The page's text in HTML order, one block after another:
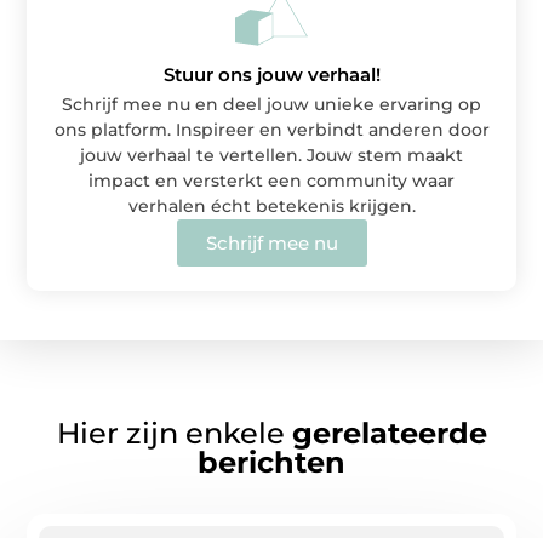
Stuur ons jouw verhaal!
Schrijf mee nu en deel jouw unieke ervaring op
ons platform. Inspireer en verbindt anderen door
jouw verhaal te vertellen. Jouw stem maakt
impact en versterkt een community waar
verhalen écht betekenis krijgen.
Schrijf mee nu
Hier zijn enkele gerelateerde
berichten